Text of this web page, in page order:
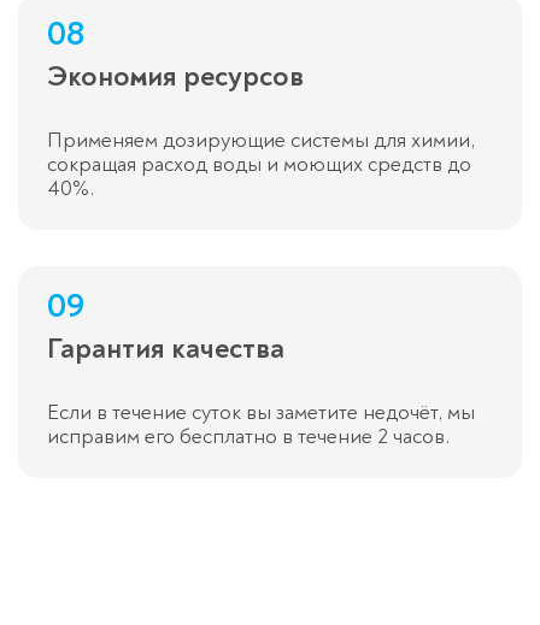
08
Экономия ресурсов
Применяем дозирующие системы для химии,
сокращая расход воды и моющих средств до
40%.
09
Гарантия качества
Если в течение суток вы заметите недочёт, мы
исправим его бесплатно в течение 2 часов.